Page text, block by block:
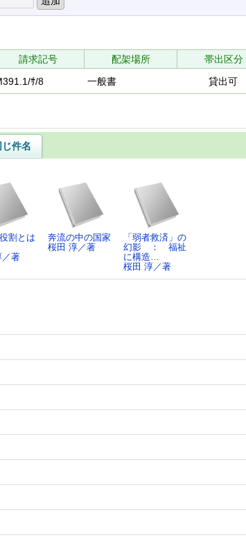
請求記号 配架場所 帯出区分
ｻ/8 一般書 貸出可
じ件名
割とは
／著
奔流の中の国家
桜田 淳／著
「弱者救済」の
幻影 ： 福祉
に構造…
桜田 淳／著